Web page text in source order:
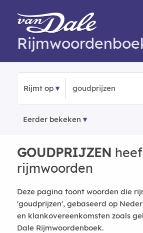
Rijmt op
Eerder bekeken
GOUDPRIJZEN
rijmwoorden
Deze pagina toont woorden die
'goudprijzen', gebaseerd op
en klankovereenkomsten zoals
Dale Rijmwoordenboek.